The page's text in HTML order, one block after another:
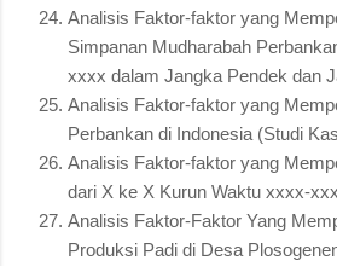
Analisis Faktor-faktor yang
Simpanan Mudharabah
xxxx dalam Jangka Pendek dan
Analisis Faktor-faktor yang
Perbankan di Indonesia (Studi
Analisis Faktor-faktor yang
dari X ke X Kurun Waktu xxxx-
Analisis Faktor-Faktor Yang
Produksi Padi di Desa